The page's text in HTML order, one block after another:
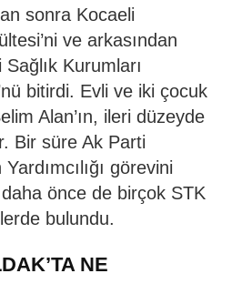
sonra Kocaeli
ve arkasından
Kurumları
bitirdi. Evli ve iki çocuk
Alan’ın, ileri düzeyde
Bir süre Ak Parti
görevini
önce de birçok STK
bulundu.
NE